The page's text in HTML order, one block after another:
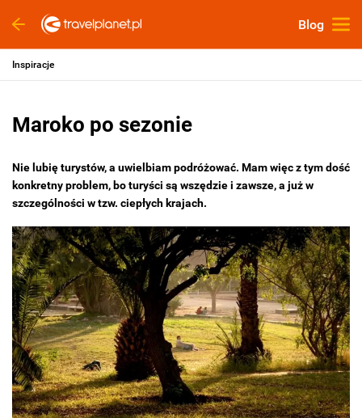
Blog
Inspiracje
Maroko po sezonie
Nie lubię turystów, a uwielbiam podróżować. Mam więc z tym dość
konkretny problem, bo turyści są wszędzie i zawsze, a już w
szczególności w tzw. ciepłych krajach.